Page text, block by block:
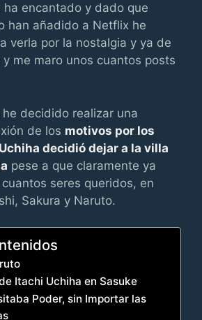
ha encantado y dado que
han añadido a Netflix he
verla por la nostalgia y ya de
me maro unos cuantos posts
decidido realizar una
de los motivos por los
decidió dejar a la villa
pese a que claramente ya
seres queridos, en
Sakura y Naruto.
Itachi Uchiha en Sasuke
Poder, sin Importar las